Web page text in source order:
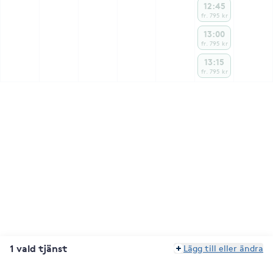
12:45
fr. 795 kr
13:00
fr. 795 kr
13:15
fr. 795 kr
1 vald tjänst Lägg till eller ändra